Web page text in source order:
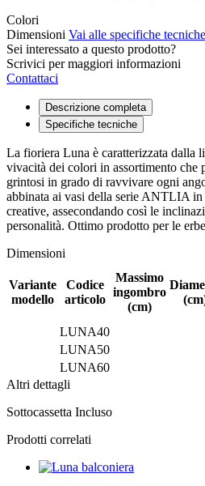
Colori
Dimensioni Vai alle specifiche tecniche
Sei interessato a questo prodotto?
Scrivici per maggiori informazioni
Contattaci
Descrizione completa
Specifiche tecniche
La fioriera Luna è caratterizzata dalla
vivacità dei colori in assortimento che
grintosi in grado di ravvivare ogni
abbinata ai vasi della serie ANTLIA
creative, assecondando così le
personalità. Ottimo prodotto per le
Dimensioni
Variante
modello
Codice
articolo
Massimo
ingombro
(cm)
LUNA40
LUNA50
LUNA60
Altri dettagli
Sottocassetta Incluso
Prodotti correlati